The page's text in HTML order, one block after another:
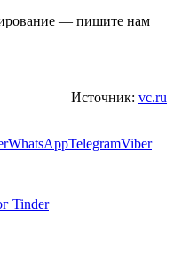
— пишите нам
Источник: vc.ru
WhatsAppTelegramViber
Tinder